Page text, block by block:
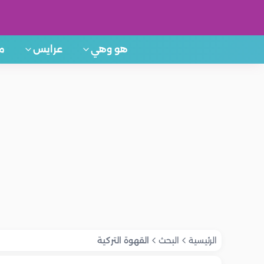
هو وهي عرايس
الرئيسية البحث القهوة التركية